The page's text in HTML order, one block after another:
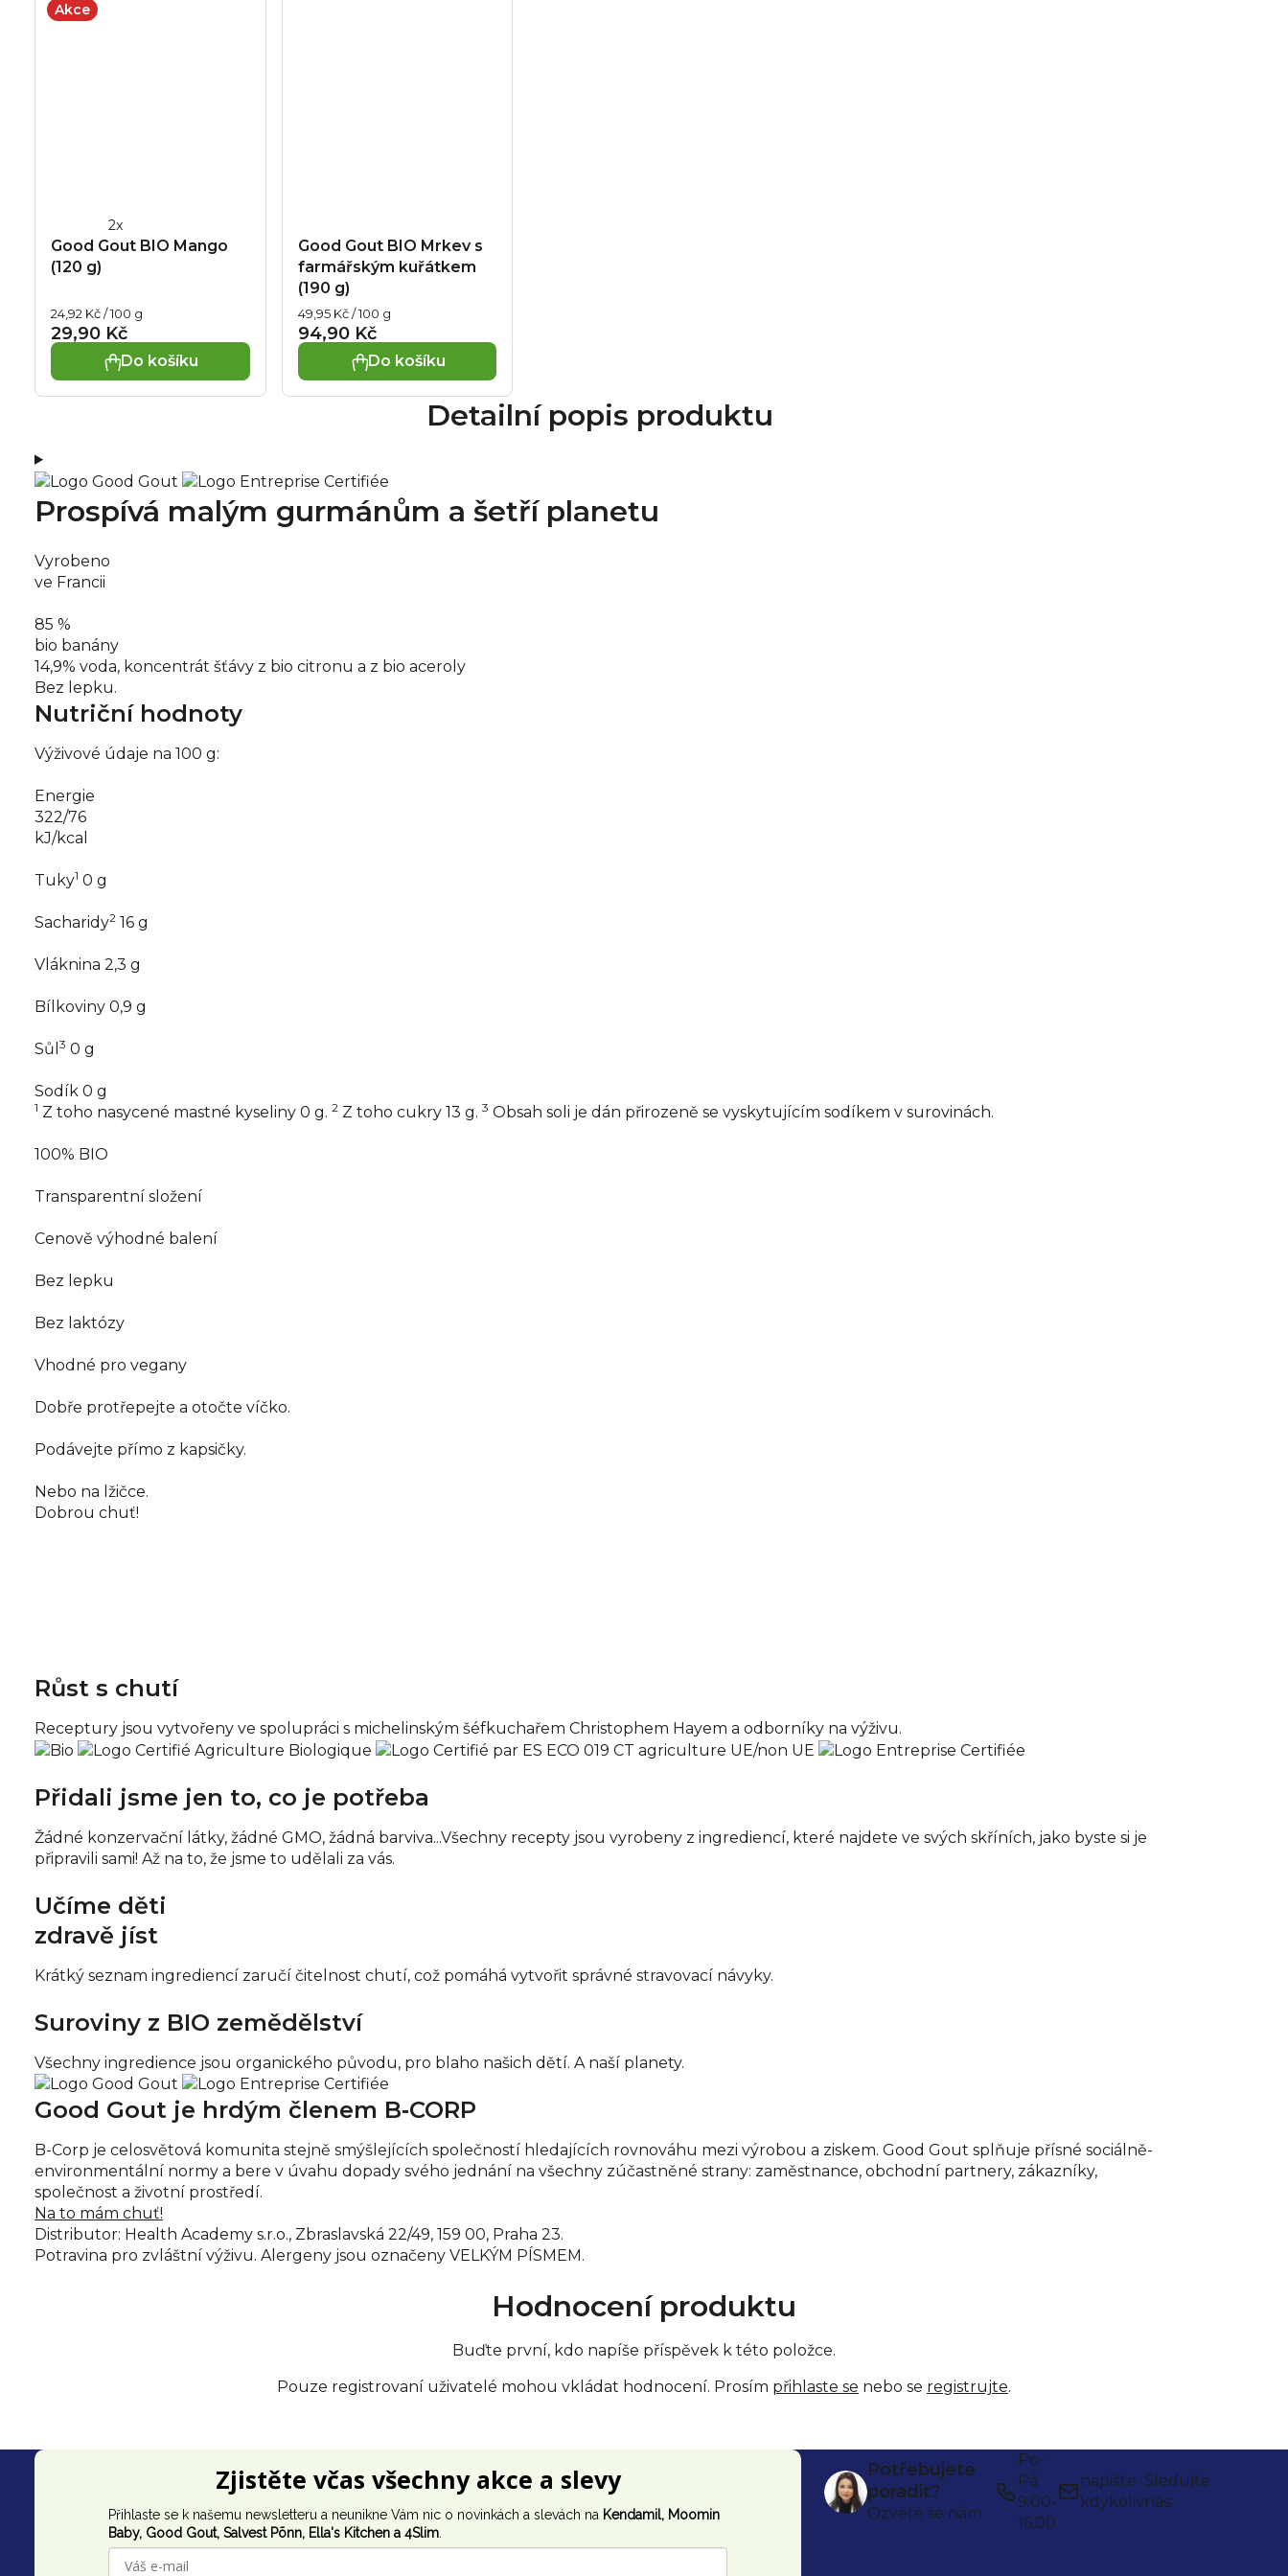
Akce
Good Gout BIO Mango
(120 g)
Průměrné
hodnocení
produktu
5,0
z
hvězdiček.
29,90 Kč
Měrná
cena:
24,92 Kč / 100 g
Do košíku
Good Gout BIO Mrkev s
farmářským kuřátkem
(190 g)
94,90 Kč
Měrná
cena:
49,95 Kč / 100 g
Do košíku
Detailní popis produktu
Prospívá malým gurmánům a šetří planetu
Vyrobeno
ve Francii
85 %
bio banány
14,9% voda, koncentrát šťávy z bio citronu a z bio aceroly
Bez lepku.
Nutriční hodnoty
Výživové údaje na 100 g:
Energie
322/76
kJ/kcal
Tuky1 0 g
Sacharidy2 16 g
Vláknina 2,3 g
Bílkoviny 0,9 g
Sůl 3 0 g
Sodík 0 g
1 Z toho nasycené mastné kyseliny 0 g. 2 Z toho cukry 13 g. 3 Obsah soli je dán přirozeně se vyskytujícím sodíkem v surovinách.
100% BIO
Transparentní složení
Cenově výhodné balení
Bez lepku
Bez laktózy
Vhodné pro vegany
Dobře protřepejte a otočte víčko.
Podávejte přímo z kapsičky.
Nebo na lžičce.
Dobrou chuť!
Růst s chutí
Receptury jsou vytvořeny ve spolupráci s michelinským šéfkuchařem Christophem Hayem a odborníky na výživu.
Přidali jsme jen to, co je potřeba
Žádné konzervační látky, žádné GMO, žádná barviva...Všechny recepty jsou vyrobeny z ingrediencí, které najdete ve svých skříních, jako byste si je
připravili sami! Až na to, že jsme to udělali za vás.
Učíme děti
zdravě jíst
Krátký seznam ingrediencí zaručí čitelnost chutí, což pomáhá vytvořit správné stravovací návyky.
Suroviny z BIO zemědělství
Všechny ingredience jsou organického původu, pro blaho našich dětí. A naší planety.
Good Gout je hrdým členem B‑CORP
B-Corp je celosvětová komunita stejně smýšlejících společností hledajících rovnováhu mezi výrobou a ziskem. Good Gout splňuje přísné sociálně-
environmentální normy a bere v úvahu dopady svého jednání na všechny zúčastněné strany: zaměstnance, obchodní partnery, zákazníky,
společnost a životní prostředí.
Na to mám chuť!
Distributor: Health Academy s.r.o., Zbraslavská 22/49, 159 00, Praha 23.
Potravina pro zvláštní výživu. Alergeny jsou označeny VELKÝM PÍSMEM.
Hodnocení produktu
Buďte první, kdo napíše příspěvek k této položce.
Pouze registrovaní uživatelé mohou vkládat hodnocení. Prosím přihlaste se nebo se registrujte.
Zjistěte včas všechny akce a slevy
Přihlaste se k našemu newsletteru a neunikne Vám nic o novinkách a slevách na Kendamil, Moomin
Baby, Good Gout, Salvest Põnn, Ella's Kitchen a 4Slim.
Potřebujete
poradit?
Ozvěte se nám
Po-
Pá
9:00-
16:00
napište
kdykoliv
Sledujte
nás: